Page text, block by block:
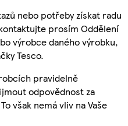
nebo potřeby získat radu
prosím Oddělení
výrobce daného výrobku,
Tesco.
pravidelně
odpovědnost za
však nemá vliv na Vaše